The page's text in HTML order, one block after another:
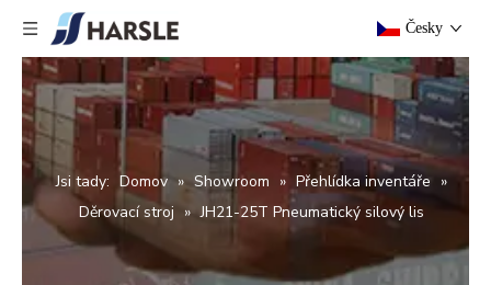
Česky
Jsi tady: Domov » Showroom » Přehlídka inventáře »
Děrovací stroj » JH21-25T Pneumatický silový lis